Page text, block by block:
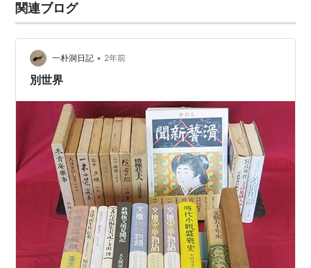
関連ブログ
一朴洞日記 • 2年前
別世界